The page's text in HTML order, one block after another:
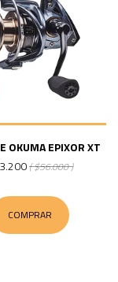
OKUMA EPIXOR XT
( $56.000 )
COMPRAR